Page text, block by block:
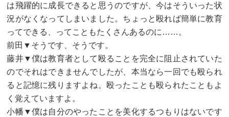
は飛躍的に成長できると思うのですが、今はそういった状
況がなくなってしまいました。ちょっと殴れば簡単に教育
ってできる、ってこともたくさんあるのに……。
前田▼そうです、そうです。
藤井▼僕は教育者として殴ることを完全に阻止されていた
のでそれはできませんでしたが、本当なら一回でも殴られ
ると記憶に残りますよね。殴ったことも殴られたこともよ
く覚えていますよ。
小幡▼僕は自分のやったことを美化するつもりはないです